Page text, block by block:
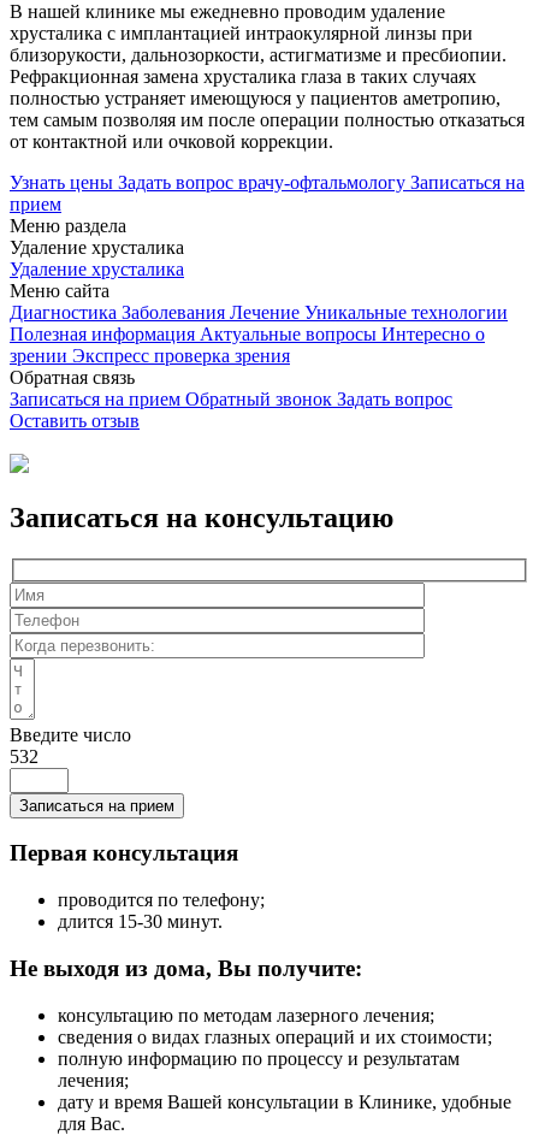
В нашей клинике мы ежедневно проводим удаление
хрусталика с имплантацией интраокулярной линзы при
близорукости, дальнозоркости, астигматизме и пресбиопии.
Рефракционная замена хрусталика глаза в таких случаях
полностью устраняет имеющуюся у пациентов аметропию,
тем самым позволяя им после операции полностью отказаться
от контактной или очковой коррекции.
Узнать цены Задать вопрос врачу-офтальмологу Записаться на
прием
Меню раздела
Удаление хрусталика
Удаление хрусталика
Меню сайта
Диагностика Заболевания Лечение Уникальные технологии
Полезная информация Актуальные вопросы Интересно о
зрении Экспресс проверка зрения
Обратная связь
Записаться на прием Обратный звонок Задать вопрос
Оставить отзыв
Записаться на консультацию
Введите число
532
Записаться на прием
Первая консультация
проводится по телефону;
длится 15-30 минут.
Не выходя из дома, Вы получите:
консультацию по методам лазерного лечения;
сведения о видах глазных операций и их стоимости;
полную информацию по процессу и результатам
лечения;
дату и время Вашей консультации в Клинике, удобные
для Вас.